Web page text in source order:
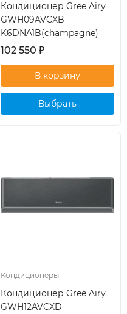
Кондиционер Gree Airy
GWH09AVCXB-
K6DNA1B(champagne)
102 550 ₽
Выбрать
Кондиционеры
Кондиционер Gree Airy
GWH12AVCXD-